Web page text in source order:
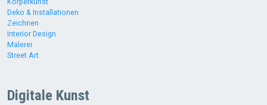
Deko & Installationen
Zeichnen
Interior Design
Malerei
Street Art
Digitale Kunst